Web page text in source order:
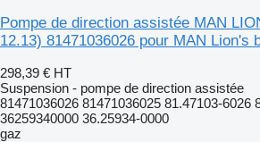
Pompe de direction assistée MAN
12.13) 81471036026 pour MAN Lion's
298,39 € HT
Suspension - pompe de direction assistée
81471036026 81471036025 81.47103-6026
36259340000 36.25934-0000
gaz